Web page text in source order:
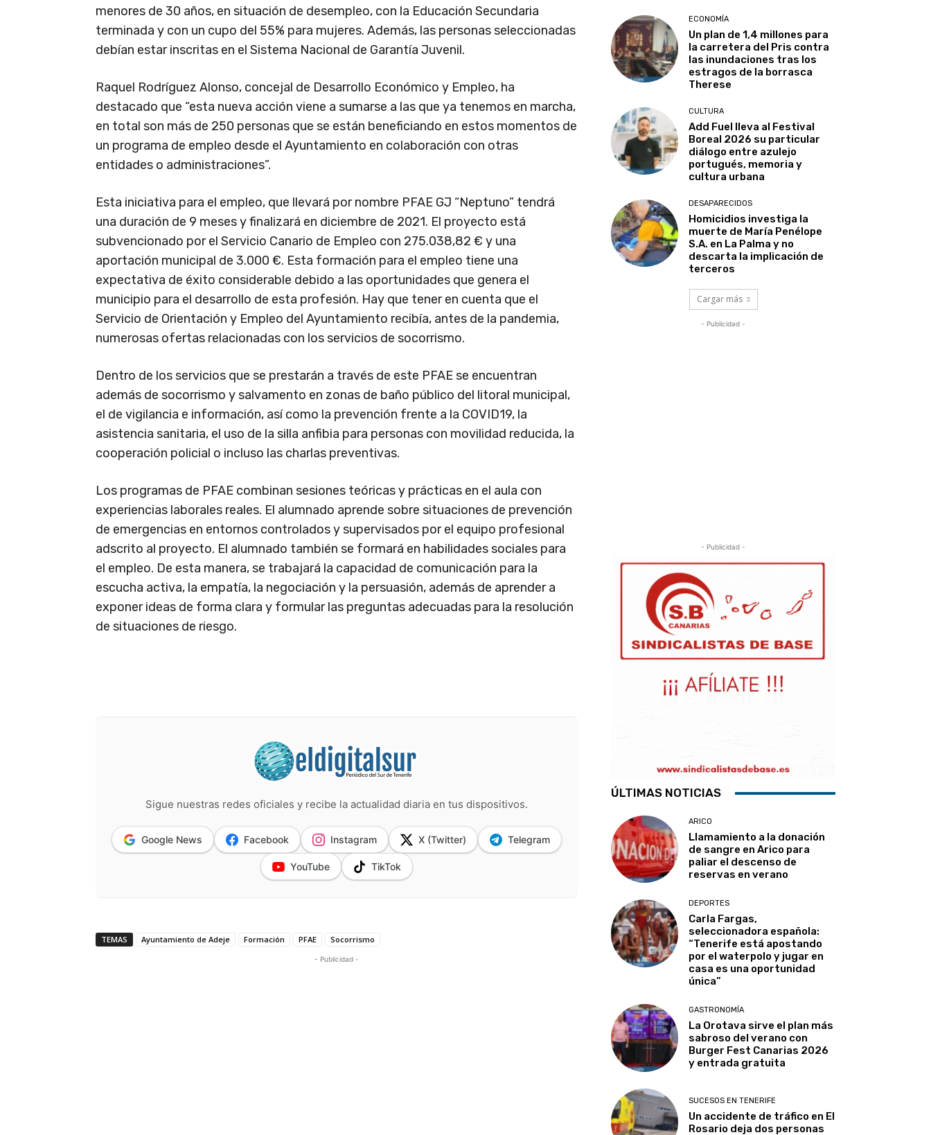
menores de 30 años, en situación de desempleo, con la Educación Secundaria
terminada y con un cupo del 55% para mujeres. Además, las personas seleccionadas
debían estar inscritas en el Sistema Nacional de Garantía Juvenil.
Raquel Rodríguez Alonso, concejal de Desarrollo Económico y Empleo, ha
destacado que “esta nueva acción viene a sumarse a las que ya tenemos en marcha,
en total son más de 250 personas que se están beneficiando en estos momentos de
un programa de empleo desde el Ayuntamiento en colaboración con otras
entidades o administraciones”.
Esta iniciativa para el empleo, que llevará por nombre PFAE GJ “Neptuno” tendrá
una duración de 9 meses y finalizará en diciembre de 2021. El proyecto está
subvencionado por el Servicio Canario de Empleo con 275.038,82 € y una
aportación municipal de 3.000 €. Esta formación para el empleo tiene una
expectativa de éxito considerable debido a las oportunidades que genera el
municipio para el desarrollo de esta profesión. Hay que tener en cuenta que el
Servicio de Orientación y Empleo del Ayuntamiento recibía, antes de la pandemia,
numerosas ofertas relacionadas con los servicios de socorrismo.
Dentro de los servicios que se prestarán a través de este PFAE se encuentran
además de socorrismo y salvamento en zonas de baño público del litoral municipal,
el de vigilancia e información, así como la prevención frente a la COVID19, la
asistencia sanitaria, el uso de la silla anfibia para personas con movilidad reducida, la
cooperación policial o incluso las charlas preventivas.
Los programas de PFAE combinan sesiones teóricas y prácticas en el aula con
experiencias laborales reales. El alumnado aprende sobre situaciones de prevención
de emergencias en entornos controlados y supervisados por el equipo profesional
adscrito al proyecto. El alumnado también se formará en habilidades sociales para
el empleo. De esta manera, se trabajará la capacidad de comunicación para la
escucha activa, la empatía, la negociación y la persuasión, además de aprender a
exponer ideas de forma clara y formular las preguntas adecuadas para la resolución
de situaciones de riesgo.
Sigue nuestras redes oficiales y recibe la actualidad diaria en tus dispositivos.
Google News Facebook Instagram X (Twitter) Telegram
YouTube TikTok
TEMAS Ayuntamiento de Adeje Formación PFAE Socorrismo
- Publicidad -
ECONOMÍA
Un plan de 1,4 millones para
la carretera del Pris contra
las inundaciones tras los
estragos de la borrasca
Therese
CULTURA
Add Fuel lleva al Festival
Boreal 2026 su particular
diálogo entre azulejo
portugués, memoria y
cultura urbana
DESAPARECIDOS
Homicidios investiga la
muerte de María Penélope
S.A. en La Palma y no
descarta la implicación de
terceros
Cargar más
- Publicidad -
- Publicidad -
ÚLTIMAS NOTICIAS
ARICO
Llamamiento a la donación
de sangre en Arico para
paliar el descenso de
reservas en verano
DEPORTES
Carla Fargas,
seleccionadora española:
“Tenerife está apostando
por el waterpolo y jugar en
casa es una oportunidad
única”
GASTRONOMÍA
La Orotava sirve el plan más
sabroso del verano con
Burger Fest Canarias 2026
y entrada gratuita
SUCESOS EN TENERIFE
Un accidente de tráfico en El
Rosario deja dos personas